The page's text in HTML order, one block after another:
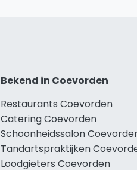
Bekend in Coevorden
Restaurants Coevorden
Catering Coevorden
Schoonheidssalon
Tandartspraktijken
Loodgieters Coevorden